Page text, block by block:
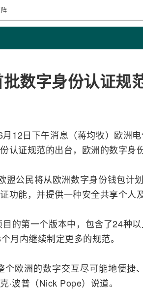
数字身份认证规
12日下午消息（蒋均牧）欧洲
认证规范的出台，欧洲的数字身
盟公民将从欧洲数字身份钱包计
功能，并提供一种安全共享个人
的第一个版本中，包含了24种
月内继续制定更多的规范。
个欧洲的数字交互尽可能地便捷
·波普（Nick Pope）说道。